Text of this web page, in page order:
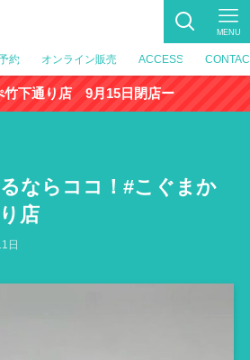
MENU
約 オンライン販売 ACCESS
竹下通り店 9月15日閉店ー
ならココ！#こぐまか
店
日